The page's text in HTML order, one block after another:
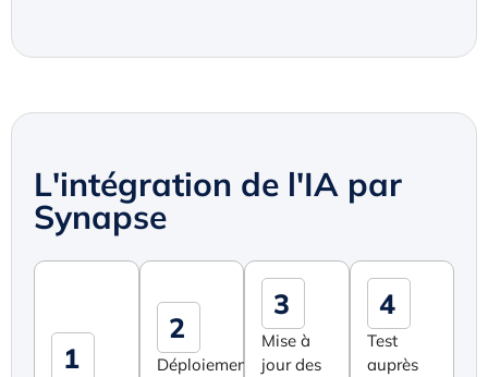
L'intégration de l'IA par
Synapse
1
2
Déploiement
3
Mise à
jour des
4
Test
auprès